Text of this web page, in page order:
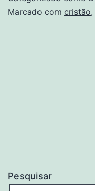
Marcado com cristão,
Pesquisar